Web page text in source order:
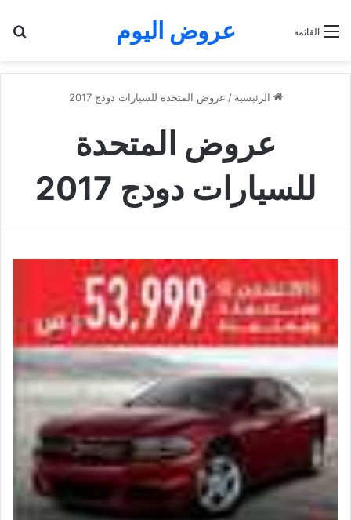
عروض اليوم القائمة
الرئيسية / عروض المتحدة للسيارات دودج 2017
عروض المتحدة
للسيارات دودج 2017